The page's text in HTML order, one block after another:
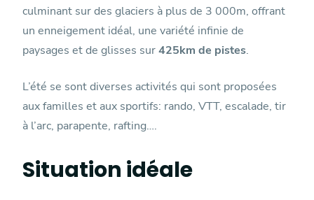
culminant sur des glaciers à plus de 3 000m, offrant
un enneigement idéal, une variété infinie de
paysages et de glisses sur425km de pistes.
L’été se sont diverses activités qui sont proposées
aux familles et aux sportifs: rando, VTT, escalade, tir
à l’arc, parapente, rafting….
Situation idéale